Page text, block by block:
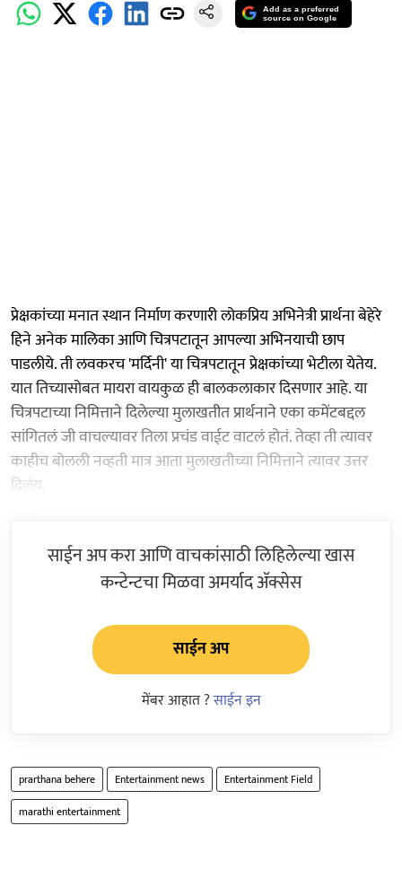
Add as a preferred
source on Google
प्रेक्षकांच्या मनात स्थान निर्माण करणारी लोकप्रिय अभिनेत्री प्रार्थना बेहेरे
हिने अनेक मालिका आणि चित्रपटातून आपल्या अभिनयाची छाप
पाडलीये. ती लवकरच 'मर्दिनी' या चित्रपटातून प्रेक्षकांच्या भेटीला येतेय.
यात तिच्यासोबत मायरा वायकुळ ही बालकलाकार दिसणार आहे. या
चित्रपटाच्या निमित्ताने दिलेल्या मुलाखतीत प्रार्थनाने एका कमेंटबद्दल
सांगितलं जी वाचल्यावर तिला प्रचंड वाईट वाटलं होतं. तेव्हा ती त्यावर
काहीच बोलली नव्हती मात्र आता मुलाखतीच्या निमित्ताने त्यावर उत्तर
दिलंय.
साईन अप करा आणि वाचकांसाठी लिहिलेल्या खास
कन्टेन्टचा मिळवा अमर्याद ॲक्सेस
साईन अप
मेंबर आहात ?साईन इन
prarthana behere Entertainment news
Entertainment Field
marathi entertainment